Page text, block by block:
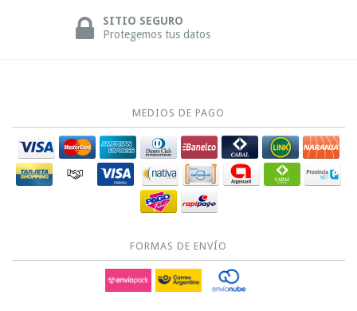
SITIO SEGURO
Protegemos tus datos
MEDIOS DE PAGO
FORMAS DE ENVÍO